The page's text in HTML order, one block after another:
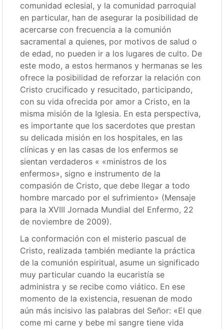
comunidad eclesial, y la comunidad parroquial
en particular, han de asegurar la posibilidad de
acercarse con frecuencia a la comunión
sacramental a quienes, por motivos de salud o
de edad, no pueden ir a los lugares de culto. De
este modo, a estos hermanos y hermanas se les
ofrece la posibilidad de reforzar la relación con
Cristo crucificado y resucitado, participando,
con su vida ofrecida por amor a Cristo, en la
misma misión de la Iglesia. En esta perspectiva,
es importante que los sacerdotes que prestan
su delicada misión en los hospitales, en las
clínicas y en las casas de los enfermos se
sientan verdaderos « «ministros de los
enfermos», signo e instrumento de la
compasión de Cristo, que debe llegar a todo
hombre marcado por el sufrimiento» (Mensaje
para la XVIII Jornada Mundial del Enfermo, 22
de noviembre de 2009).
La conformación con el misterio pascual de
Cristo, realizada también mediante la práctica
de la comunión espiritual, asume un significado
muy particular cuando la eucaristía se
administra y se recibe como viático. En ese
momento de la existencia, resuenan de modo
aún más incisivo las palabras del Señor: «El que
come mi carne y bebe mi sangre tiene vida